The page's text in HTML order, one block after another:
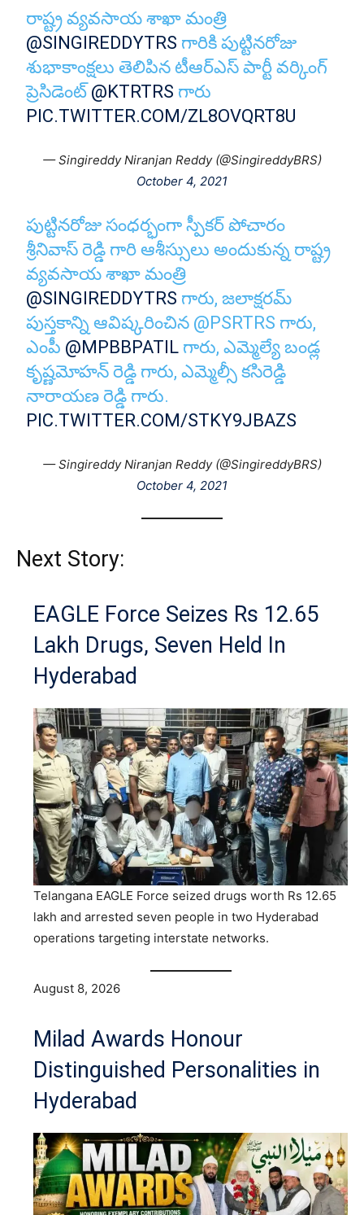
రాష్ట్ర వ్యవసాయ శాఖా మంత్రి
@SINGIREDDYTRS గారికి పుట్టినరోజు
శుభాకాంక్షలు తెలిపిన టీఆర్ఎస్ పార్టీ వర్కింగ్
ప్రెసిడెంట్ @KTRTRS గారు
PIC.TWITTER.COM/ZL8OVQRT8U
— Singireddy Niranjan Reddy (@SingireddyBRS)
October 4, 2021
పుట్టినరోజు సంధర్భంగా స్పీకర్ పోచారం
శ్రీనివాస్ రెడ్డి గారి ఆశీస్సులు అందుకున్న రాష్ట్ర
వ్యవసాయ శాఖా మంత్రి
@SINGIREDDYTRS గారు, జలాక్షరమ్
పుస్తకాన్ని ఆవిష్కరించిన @PSRTRS గారు,
ఎంపీ @MPBBPATIL గారు, ఎమ్మెల్యే బండ్ల
కృష్ణమోహన్ రెడ్డి గారు, ఎమ్మెల్సీ కసిరెడ్డి
నారాయణ రెడ్డి గారు.
PIC.TWITTER.COM/STKY9JBAZS
— Singireddy Niranjan Reddy (@SingireddyBRS)
October 4, 2021
Next Story:
EAGLE Force Seizes Rs 12.65
Lakh Drugs, Seven Held In
Hyderabad
Telangana EAGLE Force seized drugs worth Rs 12.65
lakh and arrested seven people in two Hyderabad
operations targeting interstate networks.
August 8, 2026
Milad Awards Honour
Distinguished Personalities in
Hyderabad